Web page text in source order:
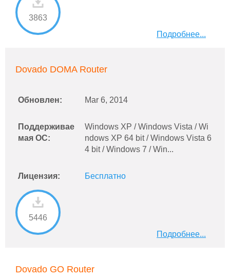
3863
Подробнее...
Dovado DOMA Router
Обновлен: Mar 6, 2014
Поддерживае
мая ОС:
Windows XP / Windows Vista / Wi
ndows XP 64 bit / Windows Vista 6
4 bit / Windows 7 / Win...
Лицензия: Бесплатно
5446
Подробнее...
Dovado GO Router